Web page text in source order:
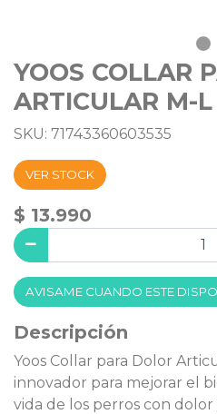
YOOS COLLAR
ARTICULAR M-L
SKU: 71743360603535
VER STOCK
$ 13.990
AVISAME CUANDO ESTE
Descripción
Yoos Collar para Dolor
innovador para mejorar el
vida de los perros con